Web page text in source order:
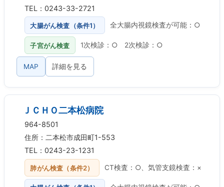
TEL：0243-33-2721
大腸がん検査（条件1） 全大腸内視鏡検査が可能：○
子宮がん検査 1次検診：○ 2次検診：○
MAP 詳細を見る
ＪＣＨＯ二本松病院
964-8501
住所：二本松市成田町1-553
TEL：0243-23-1231
肺がん検査（条件2） CT検査：○、気管支鏡検査：×